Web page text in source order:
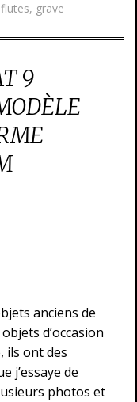
flutes, grave
9
anciens de
d’occasion
ils ont des
j’essaye de
photos et